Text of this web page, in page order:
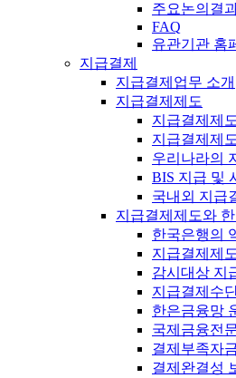
주요논의결
FAQ
유관기관 홈
지급결제
지급결제업무 소개
지급결제제도
지급결제제
지급결제제
우리나라의
BIS 지급 및
국내외 지급
지급결제제도와
한국은행의
지급결제제
감시대상 지
지급결제수
한은금융망
국제금융전
결제부족자
결제완결성